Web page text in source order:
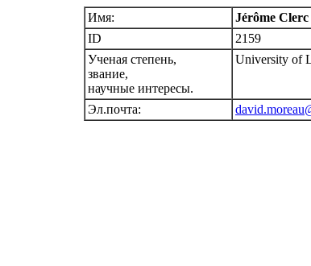
Имя:
Jérôme Clerc
ID
2159
Ученая степень,
звание,
научные интересы.
University of
Эл.почта: